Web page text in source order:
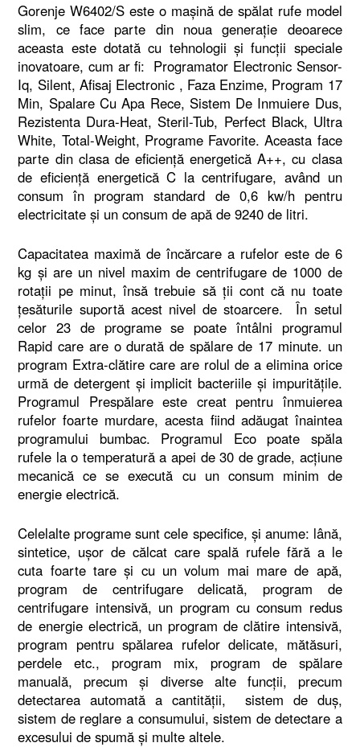
Gorenje W6402/S este o maşină de spălat rufe model
slim, ce face parte din noua generaţie deoarece
aceasta este dotată cu tehnologii şi funcţii speciale
inovatoare, cum ar fi: Programator Electronic Sensor-
Iq, Silent, Afisaj Electronic , Faza Enzime, Program 17
Min, Spalare Cu Apa Rece, Sistem De Inmuiere Dus,
Rezistenta Dura-Heat, Steril-Tub, Perfect Black, Ultra
White, Total-Weight, Programe Favorite. Aceasta face
parte din clasa de eficienţă energetică A++, cu clasa
de eficienţă energetică C la centrifugare, având un
consum în program standard de 0,6 kw/h pentru
electricitate şi un consum de apă de 9240 de litri.
Capacitatea maximă de încărcare a rufelor este de 6
kg şi are un nivel maxim de centrifugare de 1000 de
rotaţii pe minut, însă trebuie să ţii cont că nu toate
ţesăturile suportă acest nivel de stoarcere. În setul
celor 23 de programe se poate întâlni programul
Rapid care are o durată de spălare de 17 minute. un
program Extra-clătire care are rolul de a elimina orice
urmă de detergent şi implicit bacteriile şi impurităţile.
Programul Prespălare este creat pentru înmuierea
rufelor foarte murdare, acesta fiind adăugat înaintea
programului bumbac. Programul Eco poate spăla
rufele la o temperatură a apei de 30 de grade, acţiune
mecanică ce se execută cu un consum minim de
energie electrică.
Celelalte programe sunt cele specifice, şi anume: lână,
sintetice, uşor de călcat care spală rufele fără a le
cuta foarte tare şi cu un volum mai mare de apă,
program de centrifugare delicată, program de
centrifugare intensivă, un program cu consum redus
de energie electrică, un program de clătire intensivă,
program pentru spălarea rufelor delicate, mătăsuri,
perdele etc., program mix, program de spălare
manuală, precum şi diverse alte funcţii, precum
detectarea automată a cantităţii, sistem de duş,
sistem de reglare a consumului, sistem de detectare a
excesului de spumă şi multe altele.